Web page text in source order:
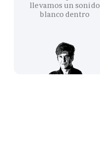
llevamos un sonido
blanco dentro